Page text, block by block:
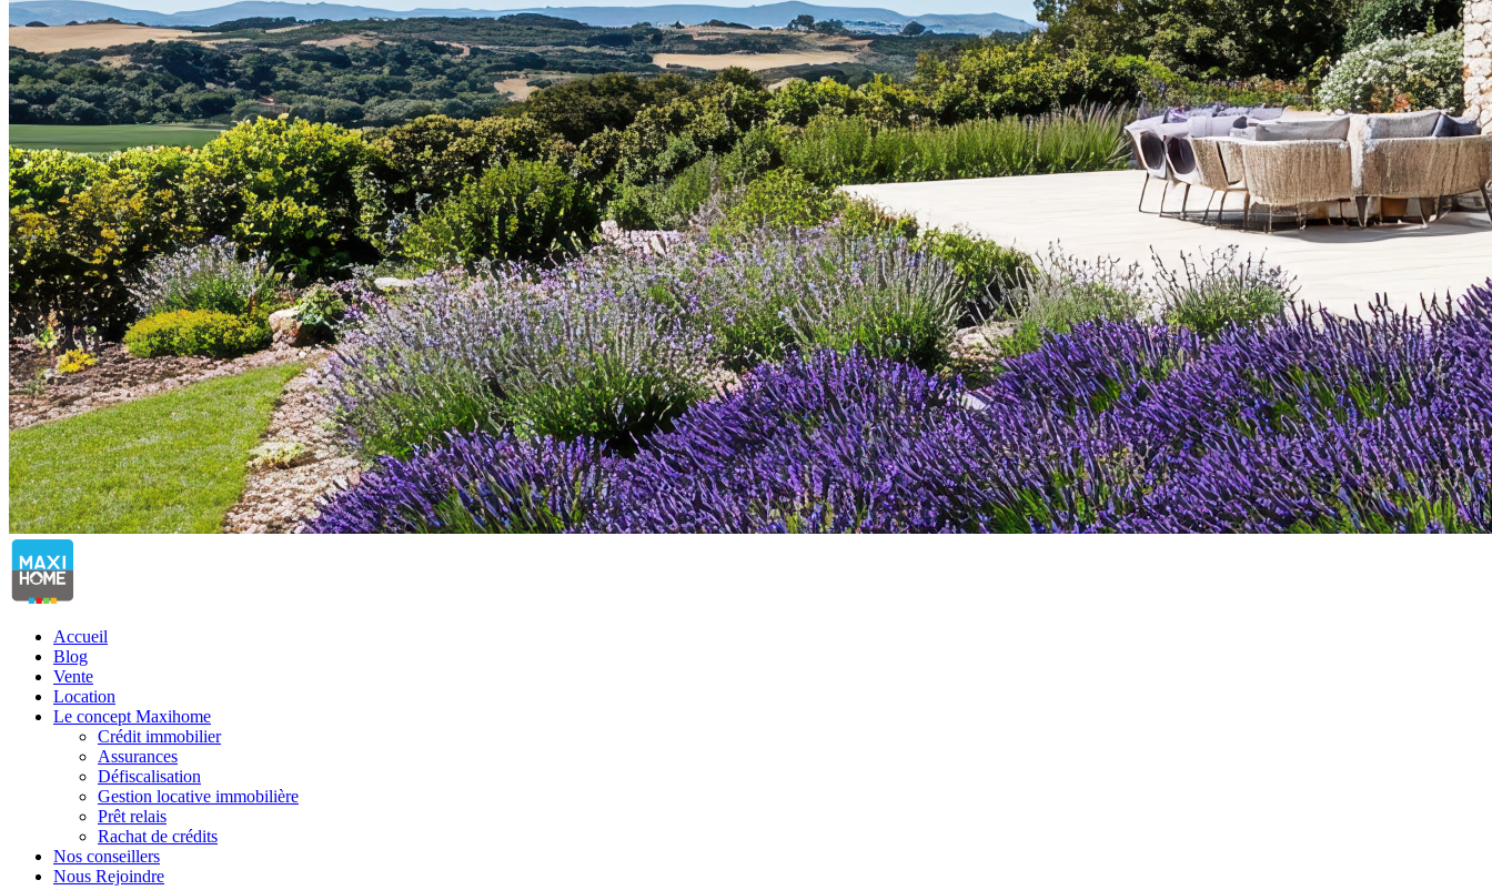
Accueil
Blog
Vente
Location
Le concept Maxihome
Crédit immobilier
Assurances
Défiscalisation
Gestion locative immobilière
Prêt relais
Rachat de crédits
Nos conseillers
Nous Rejoindre